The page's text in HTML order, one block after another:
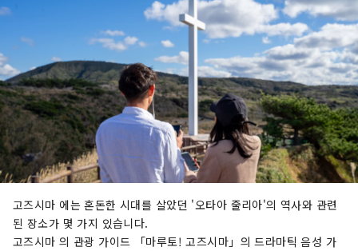
고즈시마 에는 혼돈한 시대를 살았던 '오타아 줄리아'의 역사와 관련
된 장소가 몇 가지 있습니다.
고즈시마 의 관광 가이드 「마루토! 고즈시마」의 드라마틱 음성 가